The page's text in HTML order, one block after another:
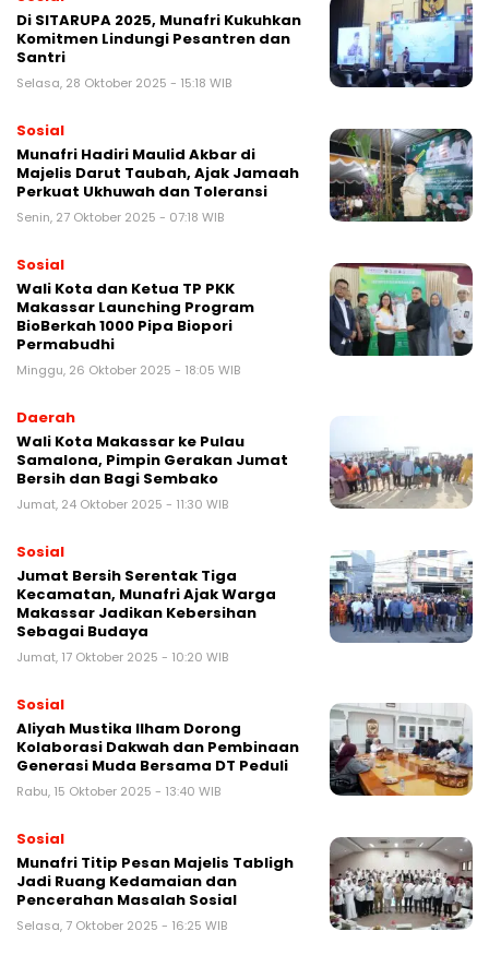
Di SITARUPA 2025, Munafri Kukuhkan
Komitmen Lindungi Pesantren dan
Santri
Selasa, 28 Oktober 2025 - 15:18 WIB
Sosial
Munafri Hadiri Maulid Akbar di
Majelis Darut Taubah, Ajak Jamaah
Perkuat Ukhuwah dan Toleransi
Senin, 27 Oktober 2025 - 07:18 WIB
Sosial
Wali Kota dan Ketua TP PKK
Makassar Launching Program
BioBerkah 1000 Pipa Biopori
Permabudhi
Minggu, 26 Oktober 2025 - 18:05 WIB
Daerah
Wali Kota Makassar ke Pulau
Samalona, Pimpin Gerakan Jumat
Bersih dan Bagi Sembako
Jumat, 24 Oktober 2025 - 11:30 WIB
Sosial
Jumat Bersih Serentak Tiga
Kecamatan, Munafri Ajak Warga
Makassar Jadikan Kebersihan
Sebagai Budaya
Jumat, 17 Oktober 2025 - 10:20 WIB
Sosial
Aliyah Mustika Ilham Dorong
Kolaborasi Dakwah dan Pembinaan
Generasi Muda Bersama DT Peduli
Rabu, 15 Oktober 2025 - 13:40 WIB
Sosial
Munafri Titip Pesan Majelis Tabligh
Jadi Ruang Kedamaian dan
Pencerahan Masalah Sosial
Selasa, 7 Oktober 2025 - 16:25 WIB